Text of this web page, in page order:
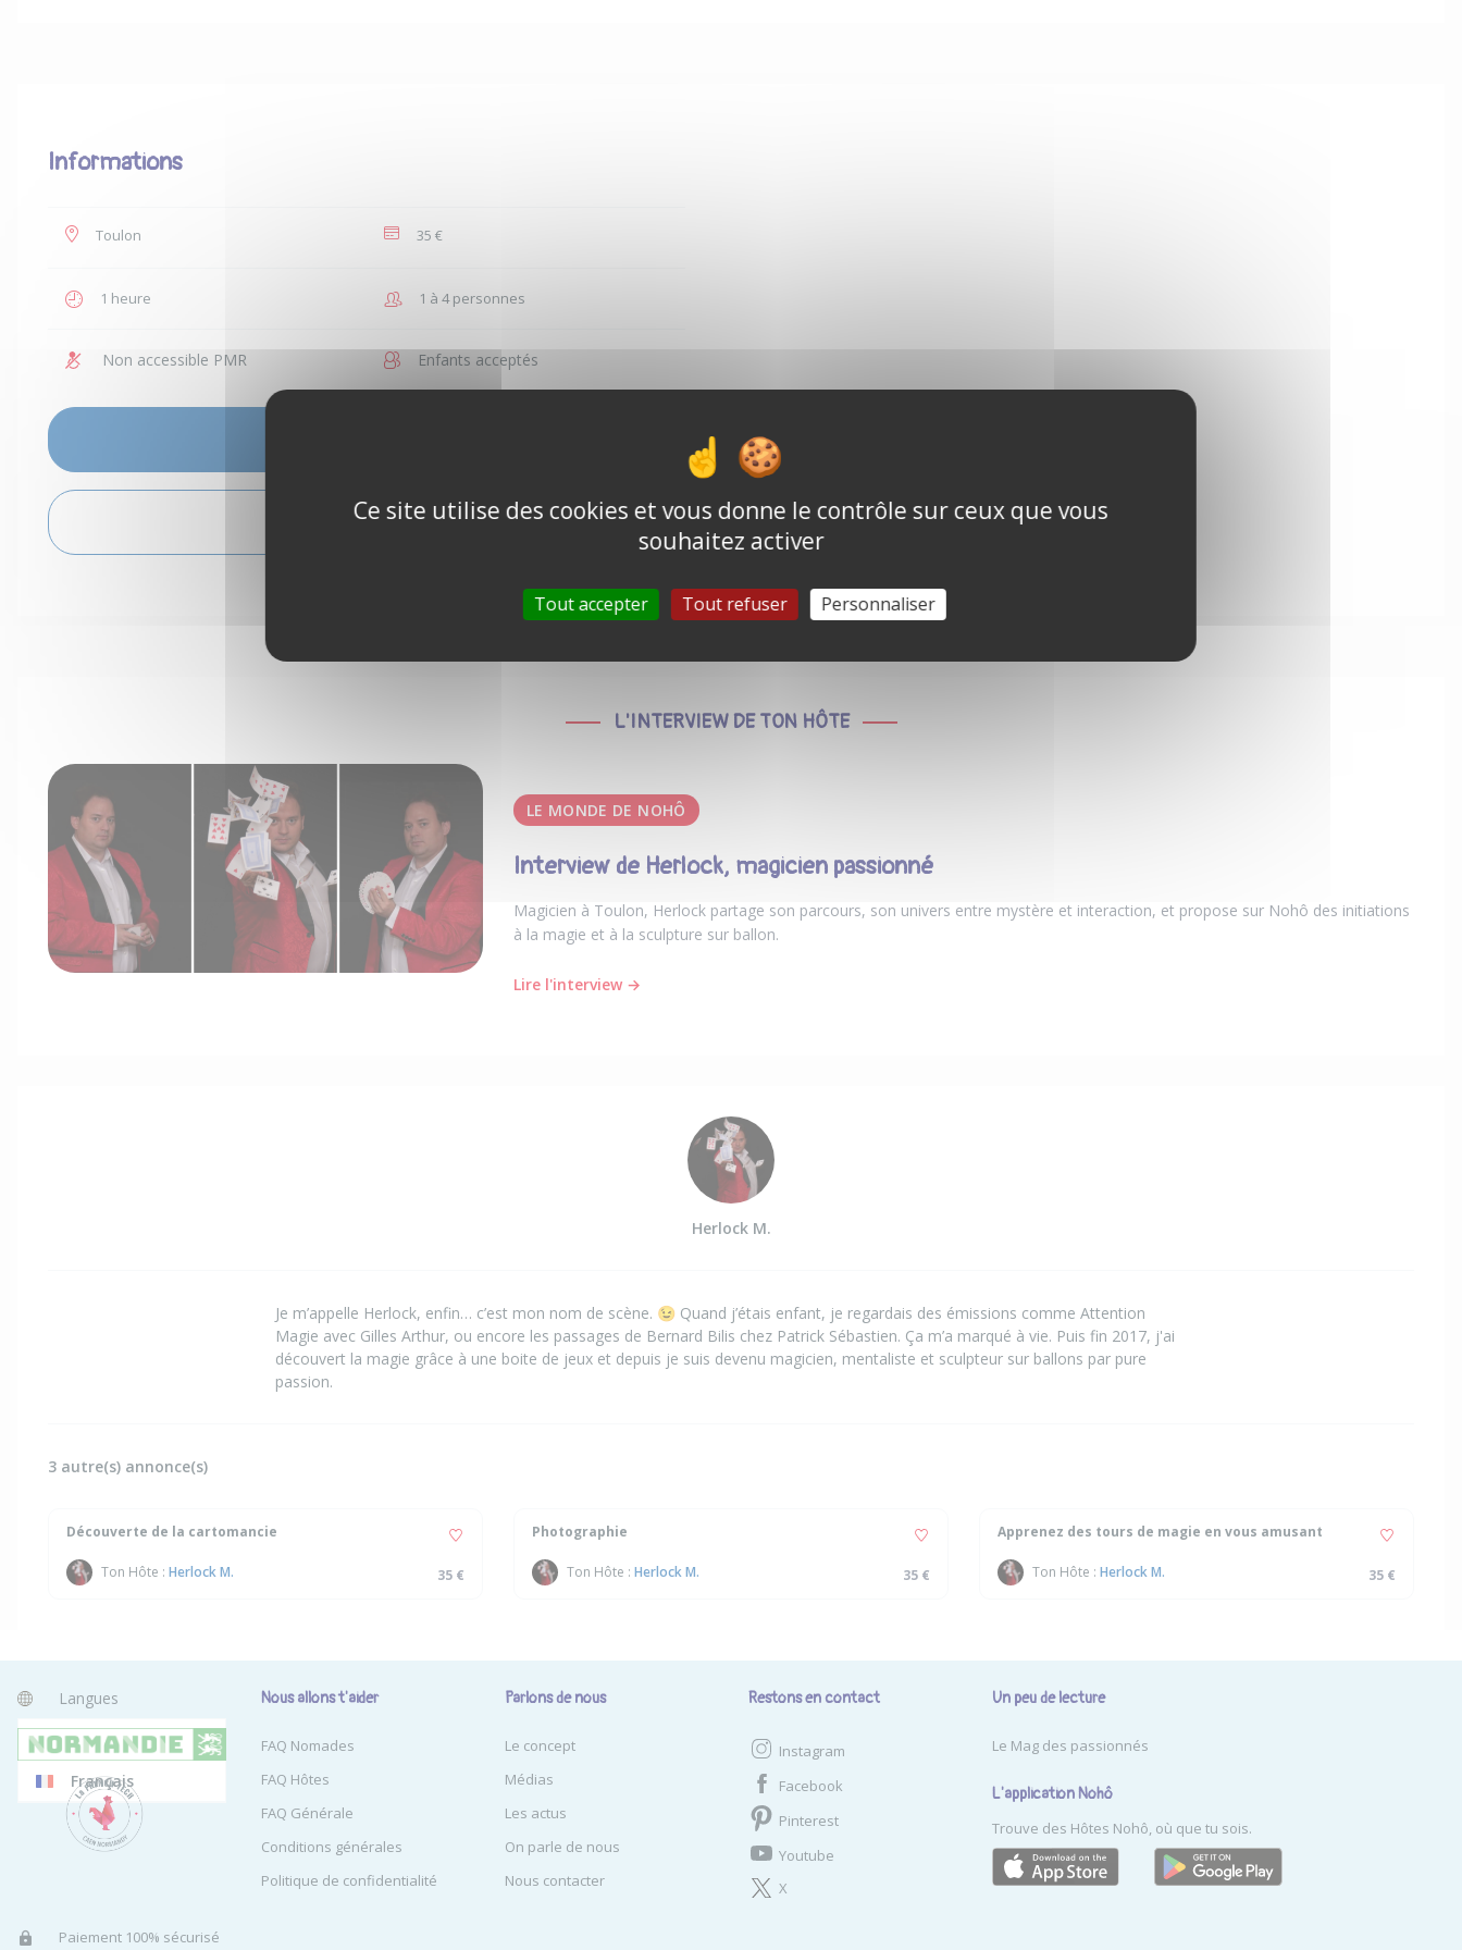
Informations
Toulon 35 €
1 heure 1 à 4 personnes
Non accessible PMR Enfants acceptés
VOIR L'ITINÉRAIRE
L'INTERVIEW DE TON HÔTE
LE MONDE DE NOHÔ
Interview de Herlock, magicien passionné
Magicien à Toulon, Herlock partage son parcours, son univers entre mystère et interaction, et propose sur Nohô des initiations
à la magie et à la sculpture sur ballon.
Lire l'interview →
Herlock M.
Je m’appelle Herlock, enfin… c’est mon nom de scène. 😉 Quand j’étais enfant, je regardais des émissions comme Attention
Magie avec Gilles Arthur, ou encore les passages de Bernard Bilis chez Patrick Sébastien. Ça m’a marqué à vie. Puis fin 2017, j'ai
découvert la magie grâce à une boite de jeux et depuis je suis devenu magicien, mentaliste et sculpteur sur ballons par pure
passion.
3 autre(s) annonce(s)
Découverte de la cartomancie
Ton Hôte : Herlock M. 35 €
Photographie
Ton Hôte : Herlock M. 35 €
Apprenez des tours de magie en vous amusant
Ton Hôte : Herlock M. 35 €
Langues
Anglais
Français
Nous allons t'aider
FAQ Nomades
FAQ Hôtes
FAQ Générale
Conditions générales
Politique de confidentialité
Parlons de nous
Le concept
Médias
Les actus
On parle de nous
Nous contacter
Restons en contact
Instagram
Facebook
Pinterest
Youtube
X
Un peu de lecture
Le Mag des passionnés
L'application Nohô
Trouve des Hôtes Nohô, où que tu sois.
Paiement 100% sécurisé
Ce site utilise des cookies et vous donne le contrôle sur ceux que vous
souhaitez activer
Tout accepter Tout refuser Personnaliser